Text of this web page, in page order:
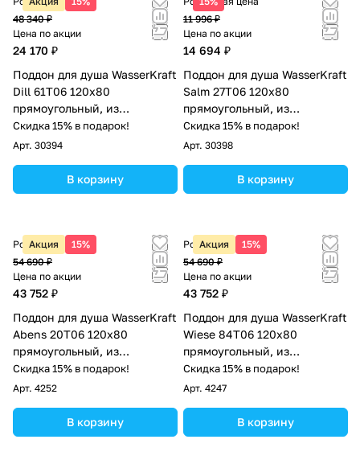
48 340 ₽
Цена по акции
24 170 ₽
Поддон для душа WasserKraft
Dill 61T06 120х80
прямоугольный, из
искусственного камня,
черный матовый
Скидка 15% в подарок!
Арт. 30394
В корзину
11 996 ₽
Цена по акции
14 694 ₽
Поддон для душа WasserKraft
Salm 27T06 120х80
прямоугольный, из
искусственного камня,
белый
Скидка 15% в подарок!
Арт. 30398
В корзину
Акция 15%
Розничная цена
54 690 ₽
Цена по акции
43 752 ₽
Поддон для душа WasserKraft
Abens 20T06 120х80
прямоугольный, из
искусственного камня,
черный матовый
Скидка 15% в подарок!
Арт. 4252
В корзину
Акция 15%
Розничная цена
54 690 ₽
Цена по акции
43 752 ₽
Поддон для душа WasserKraft
Wiese 84T06 120х80
прямоугольный, из
искусственного камня,
серый матовый
Скидка 15% в подарок!
Арт. 4247
В корзину